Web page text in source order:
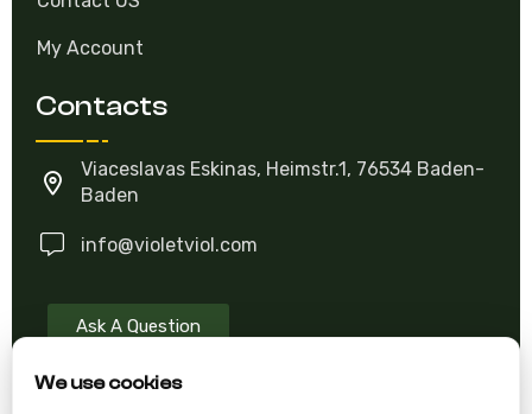
We use cookies
Contact US
My Account
Contacts
Viaceslavas Eskinas, Heimstr.1, 76534 Baden-
Baden
info@violetviol.com
Ask A Question